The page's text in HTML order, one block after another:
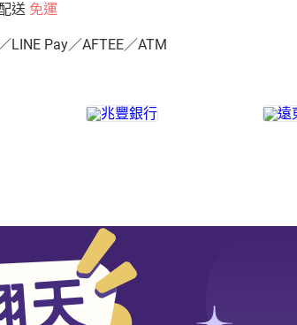
送 免運
LINE Pay／AFTEE／ATM